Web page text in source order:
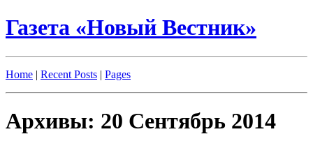
Газета «Новый Вестник»
Home | Recent Posts | Pages
Архивы: 20 Сентябрь 2014